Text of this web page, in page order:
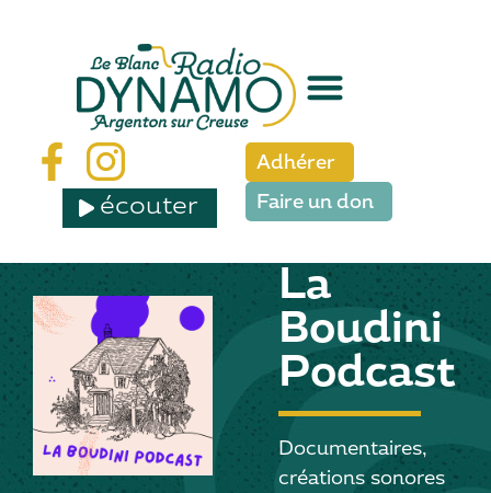
écouter
Adhérer
Faire un don
La
Boudini
Podcast
Documentaires,
créations sonores